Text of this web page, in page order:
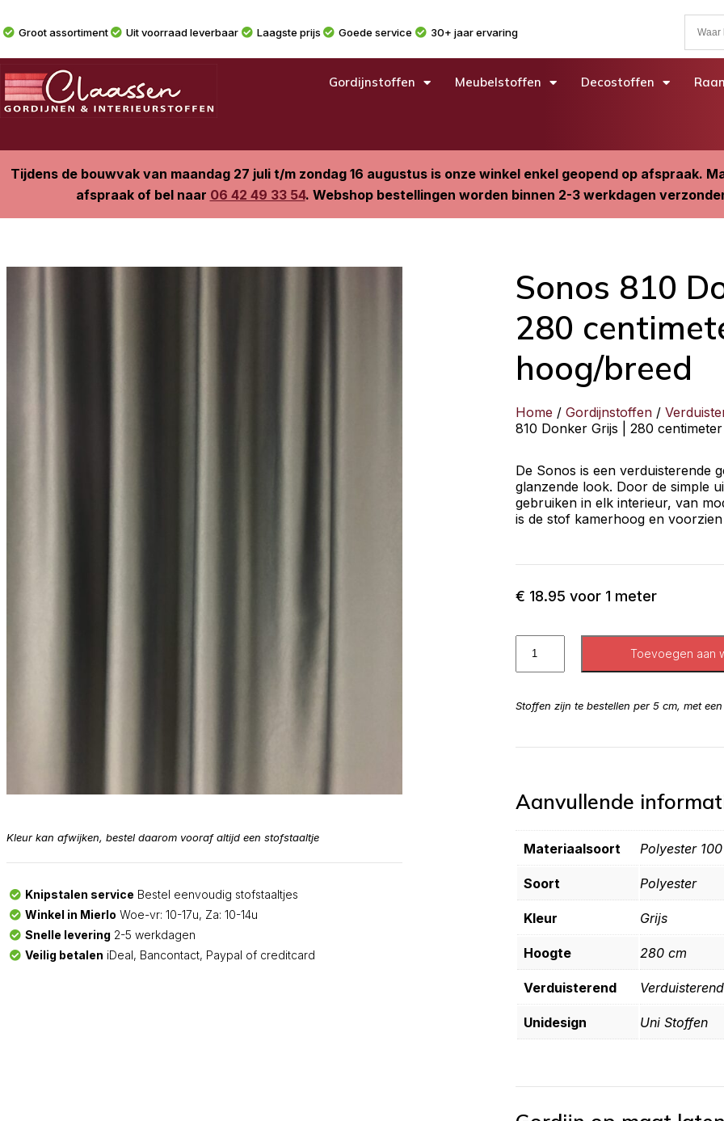
Groot assortiment Uit voorraad leverbaar Laagste prijs Goede service 30+ jaar ervaring
Gordijnstoffen Meubelstoffen Decostoffen
Tijdens de bouwvak van maandag 27 juli t/m zondag 16 augustus is onze winkel enkel geopend op afspraak.
afspraak of bel naar 06 42 49 33 54. Webshop bestellingen worden binnen 2-3 werkdagen
Kleur kan afwijken, bestel daarom vooraf altijd een stofstaaltje
Knipstalen service Bestel eenvoudig stofstaaltjes
Winkel in Mierlo Woe-vr: 10-17u, Za: 10-14u
Snelle levering 2-5 werkdagen
Veilig betalen iDeal, Bancontact, Paypal of creditcard
Sonos 810
280
hoog/breed
Home / Gordijnstoffen /
810 Donker Grijs | 280
De Sonos is een verduisterende
glanzende look. Door de simple
gebruiken in elk interieur, van
is de stof kamerhoog en
€ 18.95 voor 1 meter
Toevoegen aan
Stoffen zijn te bestellen per 5 cm, met
Aanvullende
Materiaalsoort Polyester
Soort Polyester
Kleur Grijs
Hoogte 280 cm
Verduisterend Verduisterend
Unidesign Uni Stoffen